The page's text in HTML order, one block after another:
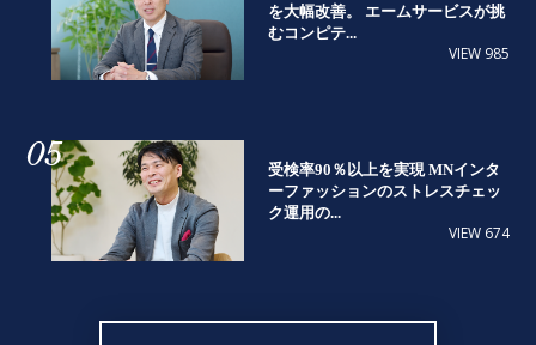
を大幅改善。 エームサービスが挑
むコンピテ...
VIEW 985
05
受検率90％以上を実現 MNインタ
ーファッションのストレスチェッ
ク運用の...
VIEW 674